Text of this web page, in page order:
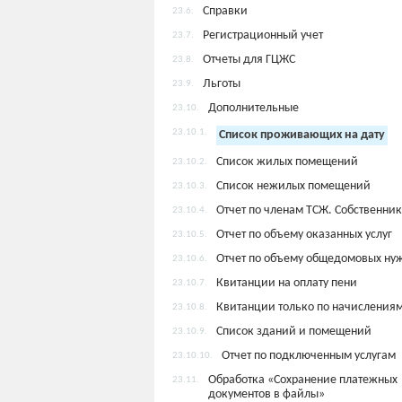
23.6. Справки
23.7. Регистрационный учет
23.8. Отчеты для ГЦЖС
23.9. Льготы
23.10. Дополнительные
23.10.1. Список проживающих на дату
23.10.2. Список жилых помещений
23.10.3. Список нежилых помещений
23.10.4. Отчет по членам ТСЖ.
23.10.5. Отчет по объему оказанных услуг
23.10.6. Отчет по объему общедомовых
23.10.7. Квитанции на оплату пени
23.10.8. Квитанции только по
23.10.9. Список зданий и помещений
23.10.10. Отчет по подключенным услугам
23.11.
Обработка «Сохранение платежных
документов в файлы»